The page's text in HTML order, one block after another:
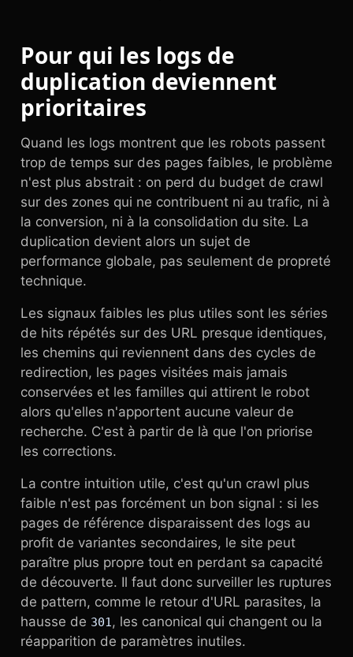
Pour qui les logs de
duplication deviennent
prioritaires
Quand les logs montrent que les robots passent
trop de temps sur des pages faibles, le problème
n'est plus abstrait : on perd du budget de crawl
sur des zones qui ne contribuent ni au trafic, ni à
la conversion, ni à la consolidation du site. La
duplication devient alors un sujet de
performance globale, pas seulement de propreté
technique.
Les signaux faibles les plus utiles sont les séries
de hits répétés sur des URL presque identiques,
les chemins qui reviennent dans des cycles de
redirection, les pages visitées mais jamais
conservées et les familles qui attirent le robot
alors qu'elles n'apportent aucune valeur de
recherche. C'est à partir de là que l'on priorise
les corrections.
La contre intuition utile, c'est qu'un crawl plus
faible n'est pas forcément un bon signal : si les
pages de référence disparaissent des logs au
profit de variantes secondaires, le site peut
paraître plus propre tout en perdant sa capacité
de découverte. Il faut donc surveiller les ruptures
de pattern, comme le retour d'URL parasites, la
hausse de 301, les canonical qui changent ou la
réapparition de paramètres inutiles.